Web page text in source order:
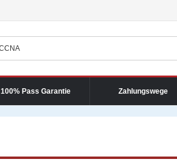
100% Pass Garantie Zahlungswege